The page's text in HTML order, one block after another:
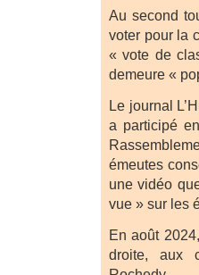
Au second
voter pour la
« vote de
demeure «
Le journal
a participé
émeutes
une vidéo
vue » sur les
En août
droite, aux